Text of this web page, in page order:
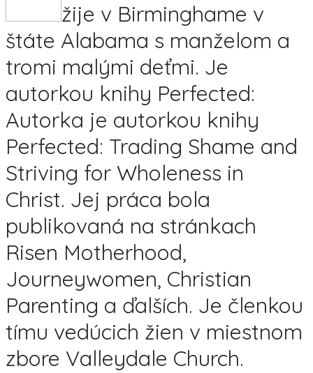
žije v Birminghame v
štáte Alabama s manželom a
tromi malými deťmi. Je
autorkou knihy Perfected:
Autorka je autorkou knihy
Perfected: Trading Shame and
Striving for Wholeness in
Christ. Jej práca bola
publikovaná na stránkach
Risen Motherhood,
Journeywomen, Christian
Parenting a ďalších. Je členkou
tímu vedúcich žien v miestnom
zbore Valleydale Church.